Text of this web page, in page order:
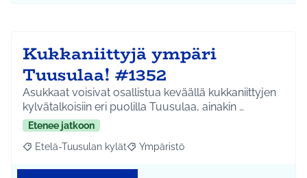
Kukkaniittyjä ympäri
Tuusulaa! #1352
Asukkaat voisivat osallistua keväällä kukkaniittyjen
kylvätalkoisiin eri puolilla Tuusulaa, ainakin …
Etenee jatkoon
Rajaa tulokset aihepiirin mukaan: Etelä-Tuusulan kylät
Etelä-Tuusulan kylät Rajaa tulokset teeman mukaan:
Ympäristö